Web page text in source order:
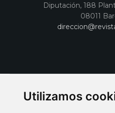
Utilizamos
Diputación, 188
08011